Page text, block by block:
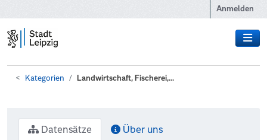
Anmelden
Kategorien Landwirtschaft, Fischerei,...
Datensätze Über uns